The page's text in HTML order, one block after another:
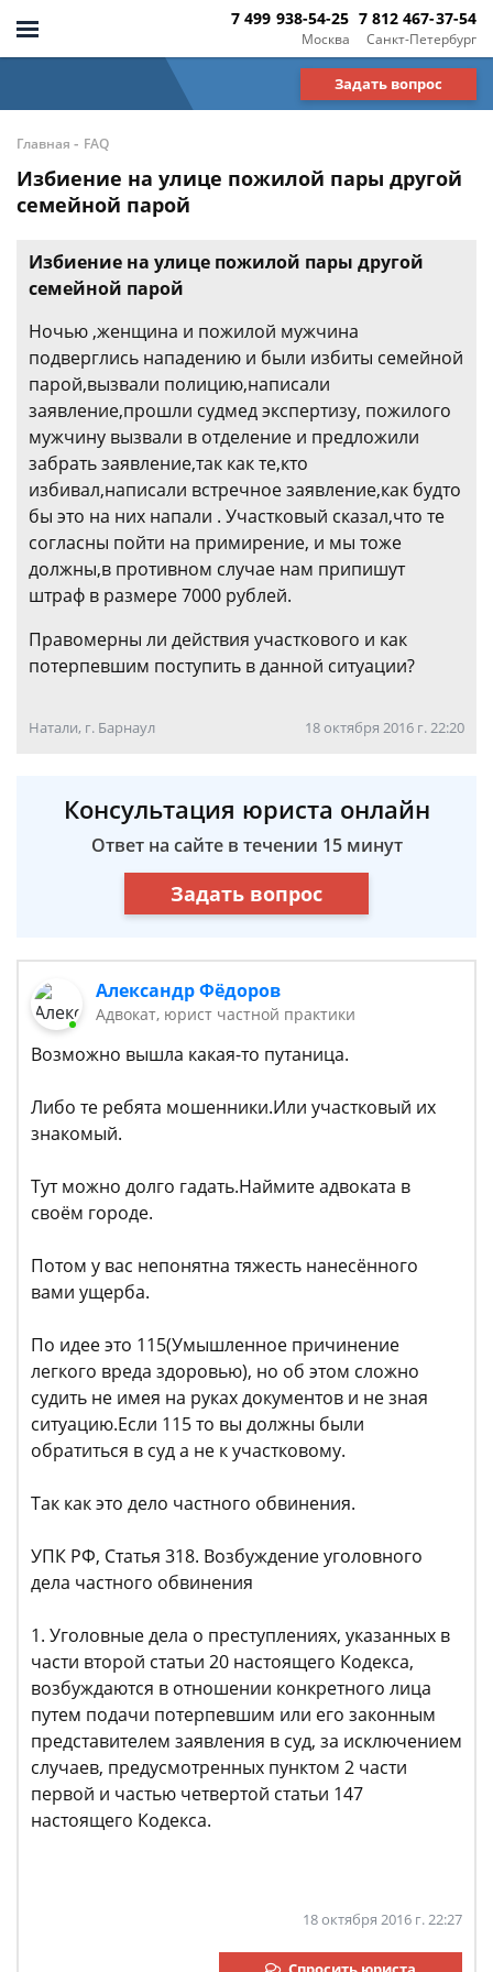
Москва
7 499 938-54-25
Санкт-Петербург
7 812 467-37-54
Задать вопрос
Главная - FAQ
Избиение на улице пожилой пары другой
семейной парой
Избиение на улице пожилой пары другой
семейной парой
Ночью ,женщина и пожилой мужчина
подверглись нападению и были избиты семейной
парой,вызвали полицию,написали
заявление,прошли судмед экспертизу, пожилого
мужчину вызвали в отделение и предложили
забрать заявление,так как те,кто
избивал,написали встречное заявление,как будто
бы это на них напали . Участковый сказал,что те
согласны пойти на примирение, и мы тоже
должны,в противном случае нам припишут
штраф в размере 7000 рублей.
Правомерны ли действия участкового и как
потерпевшим поступить в данной ситуации?
Натали, г. Барнаул 18 октября 2016 г. 22:20
Консультация юриста онлайн
Ответ на сайте в течении 15 минут
Задать вопрос
Александр Фёдоров
Адвокат, юрист частной практики
Возможно вышла какая-то путаница.
Либо те ребята мошенники.Или участковый их
знакомый.
Тут можно долго гадать.Наймите адвоката в
своём городе.
Потом у вас непонятна тяжесть нанесённого
вами ущерба.
По идее это 115(Умышленное причинение
легкого вреда здоровью), но об этом сложно
судить не имея на руках документов и не зная
ситуацию.Если 115 то вы должны были
обратиться в суд а не к участковому.
Так как это дело частного обвинения.
УПК РФ, Статья 318. Возбуждение уголовного
дела частного обвинения
1. Уголовные дела о преступлениях, указанных в
части второй статьи 20 настоящего Кодекса,
возбуждаются в отношении конкретного лица
путем подачи потерпевшим или его законным
представителем заявления в суд, за исключением
случаев, предусмотренных пунктом 2 части
первой и частью четвертой статьи 147
настоящего Кодекса.
18 октября 2016 г. 22:27